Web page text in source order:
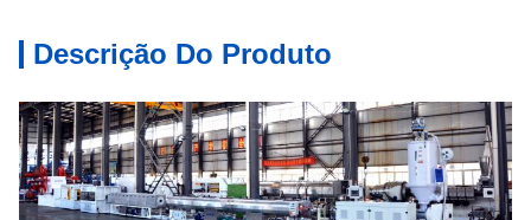
Descrição Do Produto